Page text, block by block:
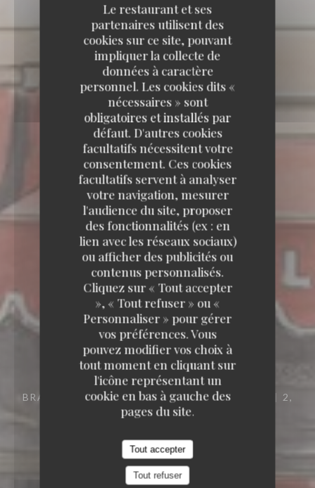
Le restaurant et ses
partenaires utilisent des
cookies sur ce site, pouvant
impliquer la collecte de
données à caractère
personnel. Les cookies dits «
nécessaires » sont
obligatoires et installés par
défaut. D'autres cookies
facultatifs nécessitent votre
consentement. Ces cookies
facultatifs servent à analyser
votre navigation, mesurer
l'audience du site, proposer
des fonctionnalités (ex : en
lien avec les réseaux sociaux)
ou afficher des publicités ou
contenus personnalisés.
Cliquez sur « Tout accepter
», « Tout refuser » ou «
Personnaliser » pour gérer
vos préférences. Vous
pouvez modifier vos choix à
tout moment en cliquant sur
l'icône représentant un
cookie en bas à gauche des
pages du site.
Tout accepter
Tout refuser
BRASSERIE – FRUITS DE MER A EMPORTER
2,
PLACE DES TERNES 75008 PARIS